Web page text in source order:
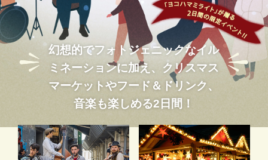
幻想的でフォトジェニックなイル
ミネーションに加え、 クリスマス
マーケットやフード＆ドリンク、
音楽も楽しめる2日間！